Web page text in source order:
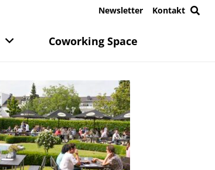
Newsletter Kontakt
Coworking Space